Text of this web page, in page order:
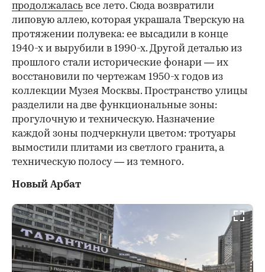
продолжалась все лето. Сюда возвратили
липовую аллею, которая украшала Тверскую на
протяжении полувека: ее высадили в конце
1940-х и вырубили в 1990-х. Другой деталью из
прошлого стали исторические фонари — их
восстановили по чертежам 1950-х годов из
коллекции Музея Москвы. Пространство улицы
разделили на две функциональные зоны:
прогулочную и техническую. Назначение
каждой зоны подчеркнули цветом: тротуары
вымостили плитами из светлого гранита, а
техническую полосу — из темного.
Новый Арбат